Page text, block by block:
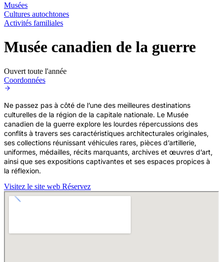
Musées
Cultures autochtones
Activités familiales
Musée canadien de la guerre
Ouvert toute l'année
Coordonnées
Ne passez pas à côté de l’une des meilleures destinations
culturelles de la région de la capitale nationale. Le Musée
canadien de la guerre explore les lourdes répercussions des
conflits à travers ses caractéristiques architecturales originales,
ses collections réunissant véhicules rares, pièces d’artillerie,
uniformes, médailles, récits marquants, archives et œuvres d’art,
ainsi que ses expositions captivantes et ses espaces propices à
la réflexion.
Visitez le site web Réservez